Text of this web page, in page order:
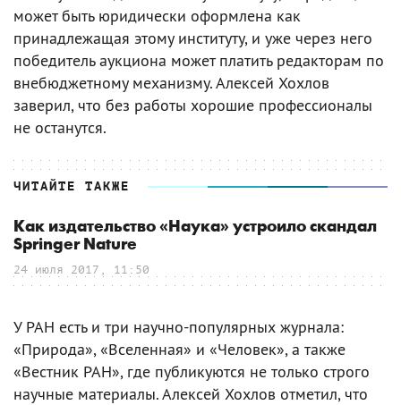
может быть юридически оформлена как
принадлежащая этому институту, и уже через него
победитель аукциона может платить редакторам по
внебюджетному механизму. Алексей Хохлов
заверил, что без работы хорошие профессионалы
не останутся.
ЧИТАЙТЕ ТАКЖЕ
Как издательство «Наука» устроило скандал
Springer Nature
24 июля 2017, 11:50
У РАН есть и три научно-популярных журнала:
«Природа», «Вселенная» и «Человек», а также
«Вестник РАН», где публикуются не только строго
научные материалы. Алексей Хохлов отметил, что